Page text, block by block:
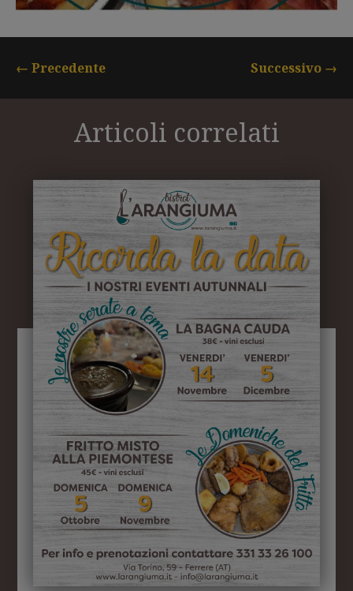
← Precedente Successivo →
Articoli correlati